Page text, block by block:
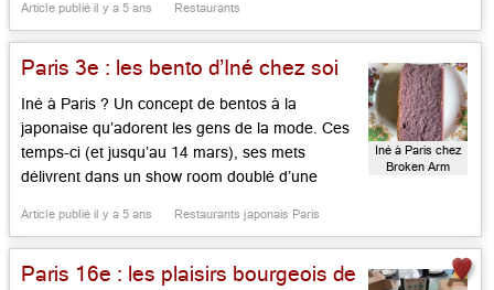
Hiramatsu du Japon à Paris, s’est installé avec
succès dans ce qui se nommait jadis […]...
Article publié il y a 5 ans Restaurants
Paris 3e : les bento d’Iné chez soi
Iné à Paris ? Un concept de bentos à la
japonaise qu’adorent les gens de la mode. Ces
temps-ci (et jusqu’au 14 mars), ses mets
délivrent dans un show room doublé d’une
cassés » chez ce « Broken Arm« , mais des
propositions préparées avec minutie et
délicatement assaisonnées par […]...
Article publié il y a 5 ans Restaurants japonais Paris
Iné à Paris chez
Broken Arm
Paris 16e : les plaisirs bourgeois de